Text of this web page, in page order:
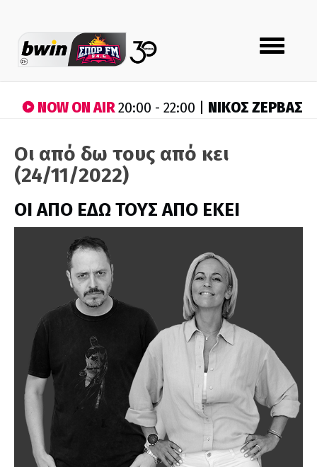
Toggle
navigation
NOW ON AIR20:00 - 22:00 | ΝΙΚΟΣ ΖΕΡΒΑΣ
Οι από δω τους από κει
(24/11/2022)
ΟΙ ΑΠΟ ΕΔΩ ΤΟΥΣ ΑΠΟ ΕΚΕΙ